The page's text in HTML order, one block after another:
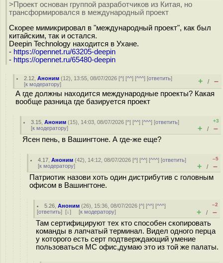
>Проект основан группой разработчиков из Китая, но
трансформировался в международный проект
Скорее мимикрировал в "международный проект", как был
китайским, так и остался.
Deepin Technology находится в Ухане.
- https://opennet.ru/63205-deepin
- https://opennet.ru/65480-deepin
2.12 ,Аноним (12), 13:55, 08/07/2026 [^] [^^] [^^^] [ответить]
[к модератору] + / –
А где должны находится международные проекты? Какая
вообще разница где базируется проект
3.15 ,Аноним (15), 14:03, 08/07/2026 [^] [^^] [^^^] [ответить]
[к модератору]
+3
+ / –
Ясен пень, в Вашингтоне. А где-же еще?
4.17 ,Аноним (42), 14:12, 08/07/2026 [^] [^^] [^^^] [ответить]
[к модератору]
–5
+ / –
Патриотик назови хоть один дистрибутив с головным
офисом в Вашингтоне.
5.26 ,Аноним (26), 15:36, 08/07/2026 [^] [^^] [^^^]
[ответить] [↓] [к модератору]
–2
+ / –
Там сертифицируют тех кто способен скопировать
команды в лапчатый терминал. Видел одного перца
у которого есть серт подтверждающий умение
пользоваться МС офис,думаю это из той же палаты.